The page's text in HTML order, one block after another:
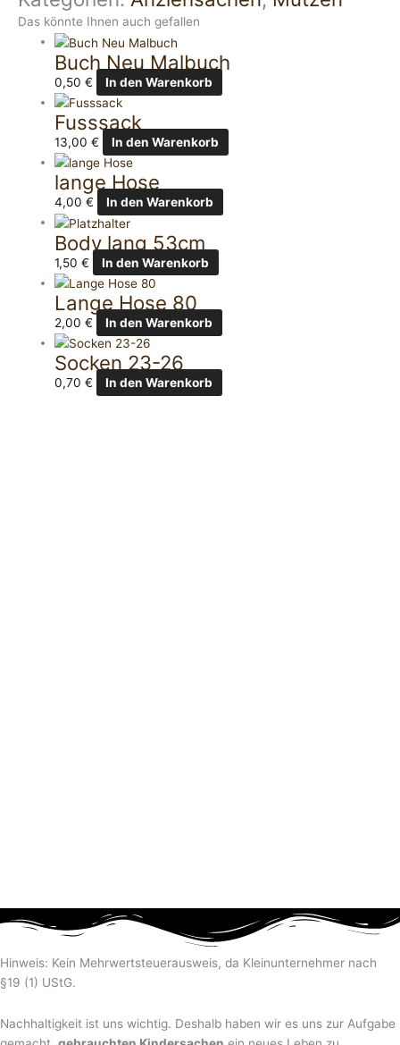
Das könnte Ihnen auch gefallen
Buch Neu Malbuch
0,50€ In den Warenkorb
Fusssack
13,00€ In den Warenkorb
lange Hose
4,00€ In den Warenkorb
Body lang 53cm
1,50€ In den Warenkorb
Lange Hose 80
2,00€ In den Warenkorb
Socken 23-26
0,70€ In den Warenkorb
Hinweis: Kein Mehrwertsteuerausweis, da Kleinunternehmer nach
§19 (1) UStG.
Nachhaltigkeit ist uns wichtig. Deshalb haben wir es uns zur Aufgabe